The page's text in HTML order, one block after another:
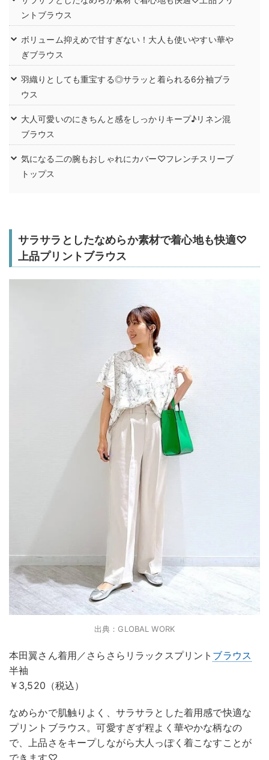
ントブラウス
ボリューム抑えめで甘すぎない！大人も使いやすい華や
ぎブラウス
羽織りとしても重宝する◎サラッと着られる6分袖ブラ
ウス
大人可愛いのにきちんと感をしっかりキープ♪リネン混
ブラウス
気になる二の腕もおしゃれにカバー♡フレンチスリーブ
トップス
サラサラとしたなめらか素材で着心地も快適♡
上品プリントブラウス
出典：GLOBAL WORK
本田翼さん着用／さらさらリラックスプリント ブラウス
半袖
￥3,520（税込）
なめらかで肌触りよく、サラサラとした着用感で快適な
プリントブラウス。可愛すぎず程よく華やかな柄なの
で、上品さをキープしながら大人っぽく着こなすことが
できます♡